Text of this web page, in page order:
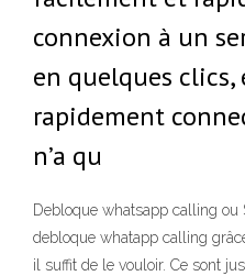
connexion à un
en quelques clics,
rapidement
n’a qu
Debloque whatsapp calling ou
debloque whatapp calling
il suffit de le vouloir. Ce sont